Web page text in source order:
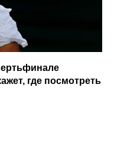
где посмотреть